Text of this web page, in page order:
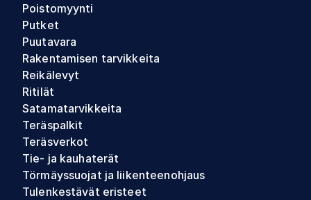
Poistomyynti
Putket
Puutavara
Rakentamisen tarvikkeita
Reikälevyt
Ritilät
Satamatarvikkeita
Teräspalkit
Teräsverkot
Tie- ja kauhaterät
Törmäyssuojat ja liikenteenohjaus
Tulenkestävät eristeet